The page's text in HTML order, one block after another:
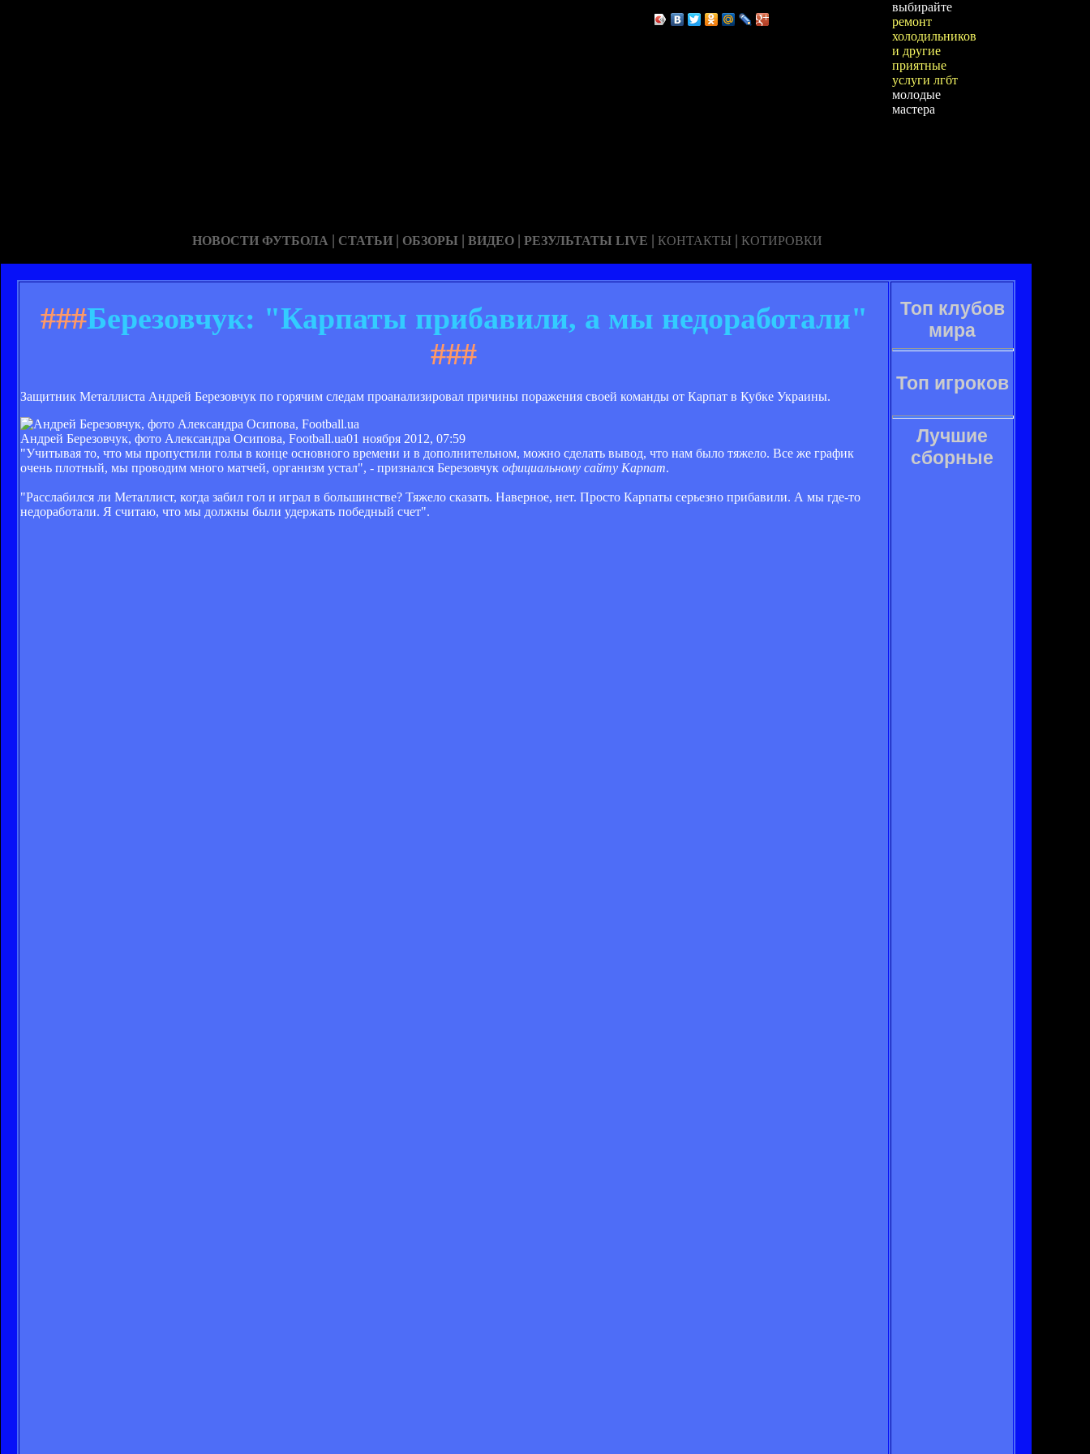
НОВОСТИ ФУТБОЛА | СТАТЬИ | ОБЗОРЫ | ВИДЕО | РЕЗУЛЬТАТЫ LIVE | КОНТАКТЫ | КОТИРОВКИ
###Березовчук: "Карпаты прибавили, а мы недоработали"
###
Защитник Металлиста Андрей Березовчук по горячим следам проанализировал причины поражения своей команды от Карпат в Кубке Украины.
Андрей Березовчук, фото Александра Осипова, Football.ua01 ноября 2012, 07:59
"Учитывая то, что мы пропустили голы в конце основного времени и в дополнительном, можно сделать вывод, что нам было тяжело. Все же график
очень плотный, мы проводим много матчей, организм устал", - признался Березовчук официальному сайту Карпат.
"Расслабился ли Металлист, когда забил гол и играл в большинстве? Тяжело сказать. Наверное, нет. Просто Карпаты серьезно прибавили. А мы где-то
недоработали. Я считаю, что мы должны были удержать победный счет".
Топ клубов
мира
Топ игроков
Лучшие
сборные
выбирайте
ремонт
холодильников
и другие
приятные
услуги лгбт
молодые
мастера